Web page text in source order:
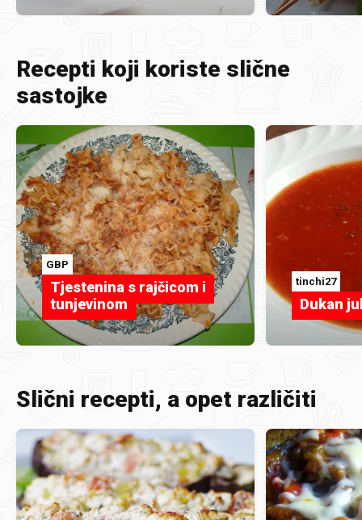
Recepti koji koriste slične
sastojke
GBP
Tjestenina s rajčicom i
tunjevinom
tinchi27
Dukan
Slični recepti, a opet različiti